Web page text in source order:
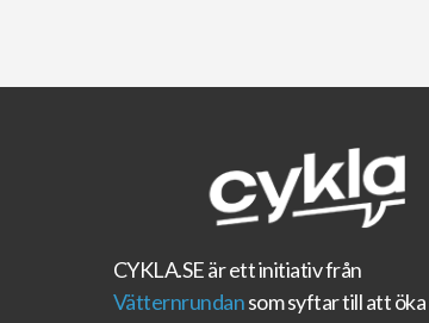
CYKLA.SEär ett initiativ från
Vätternrundansom syftar till att öka